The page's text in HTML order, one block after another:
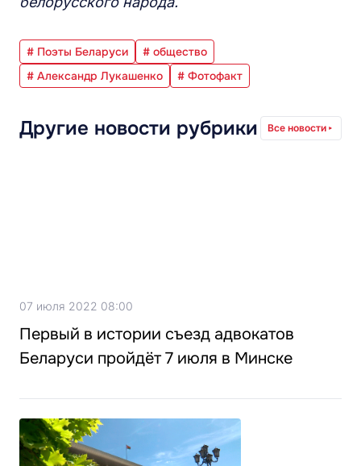
# Поэты Беларуси
# общество
# Александр Лукашенко
# Фотофакт
Другие новости рубрики Все новости
07 июля 2022 08:00
Первый в истории съезд адвокатов
Беларуси пройдёт 7 июля в Минске